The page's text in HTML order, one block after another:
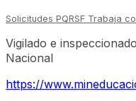
Solicitudes PQRSF Trabaja
Vigilado e
Nacional
https://